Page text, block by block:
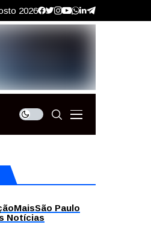
2026
MaisSão Paulo
Notícias